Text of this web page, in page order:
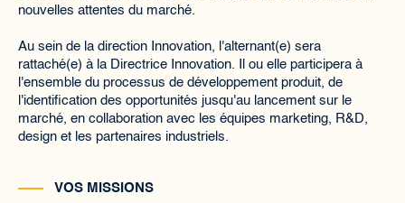
nouvelles attentes du marché.
Au sein de la direction Innovation, l'alternant(e) sera
rattaché(e) à la Directrice Innovation. Il ou elle participera à
l'ensemble du processus de développement produit, de
l'identification des opportunités jusqu'au lancement sur le
marché, en collaboration avec les équipes marketing, R&D,
design et les partenaires industriels.
VOS MISSIONS